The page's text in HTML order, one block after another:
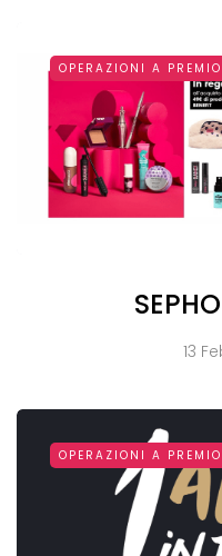
OPERAZIONI A PREMIO
13
OPERAZIONI A PREMIO